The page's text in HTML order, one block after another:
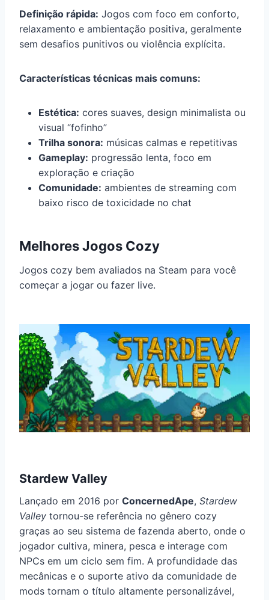
Definição rápida: Jogos com foco em conforto,
relaxamento e ambientação positiva, geralmente
sem desafios punitivos ou violência explícita.
Características técnicas mais comuns:
Estética: cores suaves, design minimalista ou
visual “fofinho”
Trilha sonora: músicas calmas e repetitivas
Gameplay: progressão lenta, foco em
exploração e criação
Comunidade: ambientes de streaming com
baixo risco de toxicidade no chat
Melhores Jogos Cozy
Jogos cozy bem avaliados na Steam para você
começar a jogar ou fazer live.
Stardew Valley
Lançado em 2016 por ConcernedApe, Stardew
Valley tornou-se referência no gênero cozy
graças ao seu sistema de fazenda aberto, onde o
jogador cultiva, minera, pesca e interage com
NPCs em um ciclo sem fim. A profundidade das
mecânicas e o suporte ativo da comunidade de
mods tornam o título altamente personalizável,